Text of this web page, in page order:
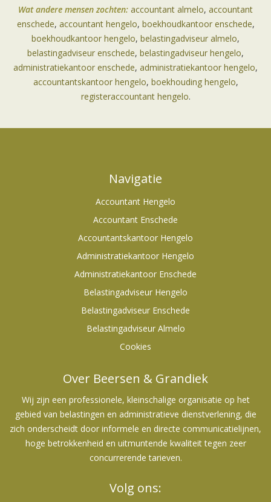
Wat andere mensen zochten: accountant almelo, accountant
enschede, accountant hengelo, boekhoudkantoor enschede,
boekhoudkantoor hengelo, belastingadviseur almelo,
belastingadviseur enschede, belastingadviseur hengelo,
administratiekantoor enschede, administratiekantoor hengelo,
accountantskantoor hengelo, boekhouding hengelo,
registeraccountant hengelo.
Navigatie
Accountant Hengelo
Accountant Enschede
Accountantskantoor Hengelo
Administratiekantoor Hengelo
Administratiekantoor Enschede
Belastingadviseur Hengelo
Belastingadviseur Enschede
Belastingadviseur Almelo
Cookies
Over Beersen & Grandiek
Wij zijn een professionele, kleinschalige organisatie op het
gebied van belastingen en administratieve dienstverlening, die
zich onderscheidt door informele en directe communicatielijnen,
hoge betrokkenheid en uitmuntende kwaliteit tegen zeer
concurrerende tarieven.
Volg ons: